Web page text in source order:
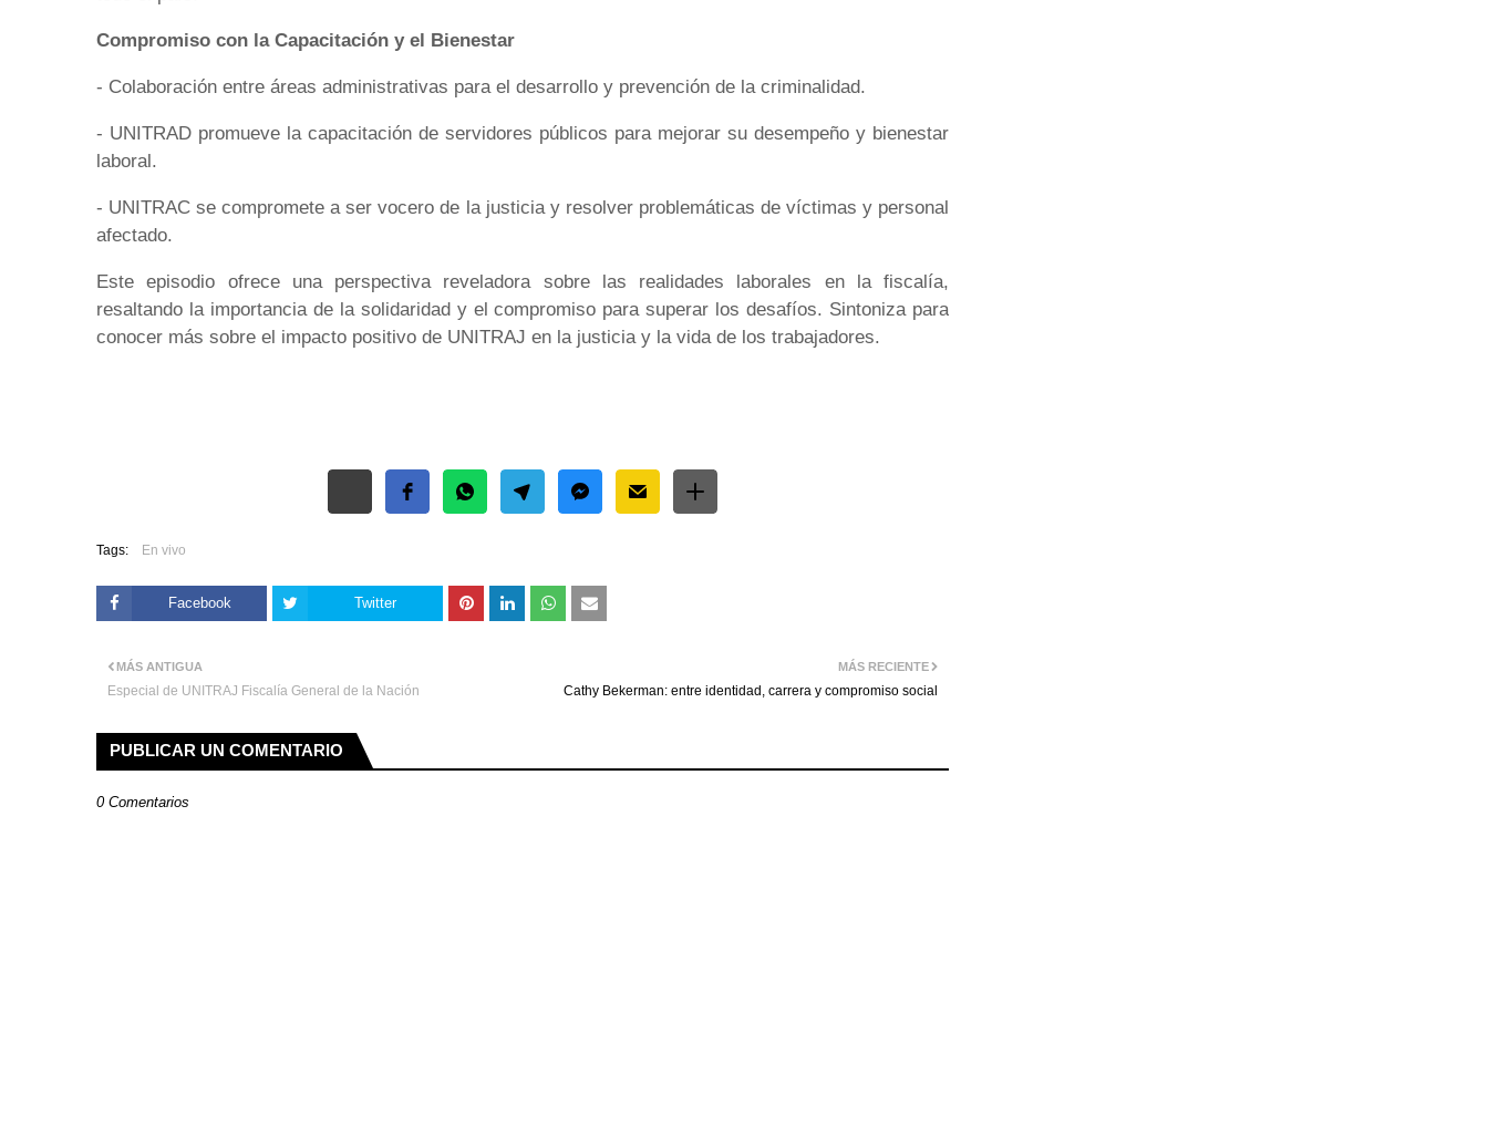
Compromiso con la Capacitación y el Bienestar
- Colaboración entre áreas administrativas para el desarrollo y prevención de la criminalidad.
- UNITRAD promueve la capacitación de servidores públicos para mejorar su desempeño y bienestar
laboral.
- UNITRAC se compromete a ser vocero de la justicia y resolver problemáticas de víctimas y personal
afectado.
Este episodio ofrece una perspectiva reveladora sobre las realidades laborales en la fiscalía,
resaltando la importancia de la solidaridad y el compromiso para superar los desafíos. Sintoniza para
conocer más sobre el impacto positivo de UNITRAJ en la justicia y la vida de los trabajadores.
Tags: En vivo
Facebook Twitter
MÁS RECIENTE
Cathy Bekerman: entre identidad, carrera y compromiso social
MÁS ANTIGUA
Especial de UNITRAJ Fiscalía General de la Nación
PUBLICAR UN COMENTARIO
0 Comentarios